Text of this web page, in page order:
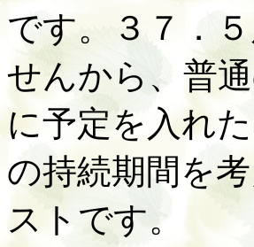
です。３７．
せんから、普
に予定を入れ
の持続期間を
ストです。